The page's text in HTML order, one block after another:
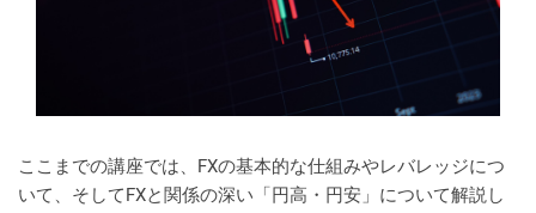
ここまでの講座では、FXの基本的な仕組みやレバレッジにつ
いて、そしてFXと関係の深い「円高・円安」について解説し